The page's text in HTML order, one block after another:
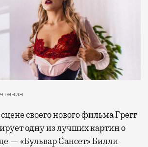
одну из лучших картин о
— «Бульвар Сансет» Билли